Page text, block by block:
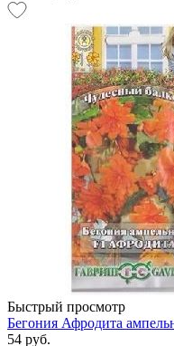
Быстрый просмотр
Бегония Афродита
54 руб.